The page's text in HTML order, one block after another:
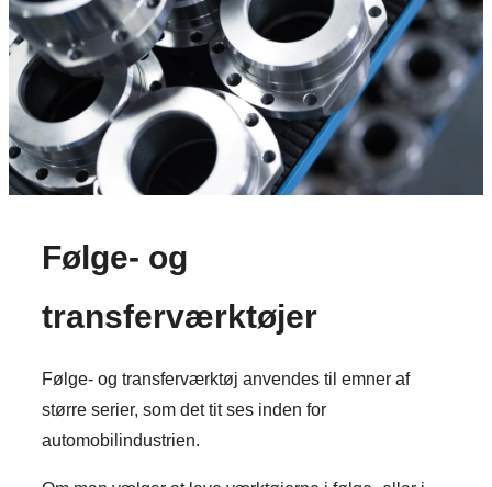
Følge- og
transferværktøjer
Følge- og transferværktøj anvendes til emner af
større serier, som det tit ses inden for
automobilindustrien.